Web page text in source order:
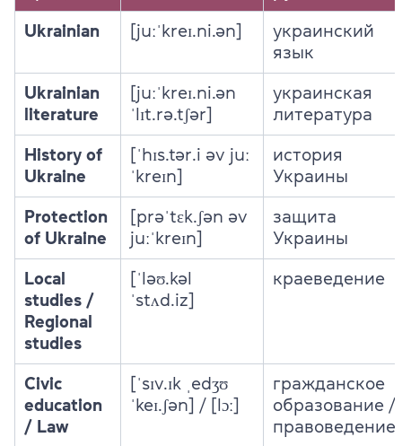
Ukrainian [juːˈkreɪ.ni.ən]
украинский
язык
Ukrainian
literature
[juːˈkreɪ.ni.ən
ˈlɪt.rə.tʃər]
украинская
литература
History of
Ukraine
[ˈhɪs.tər.i əv juː
ˈkreɪn]
история
Украины
Protection
of Ukraine
[prəˈtɛk.ʃən əv
juːˈkreɪn]
защита
Украины
Local
studies /
Regional
studies
[ˈləʊ.kəl
ˈstʌd.iz]
краеведение
Civic
education
/ Law
[ˈsɪv.ɪk ˌedʒʊ
ˈkeɪ.ʃən] / [lɔː]
гражданское
образование /
правоведение